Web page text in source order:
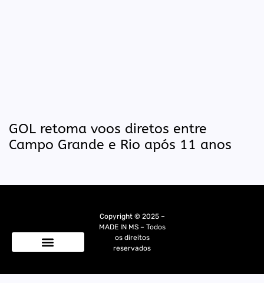
GOL retoma voos diretos entre
Campo Grande e Rio após 11 anos
Copyright © 2025 –
MADE IN MS – Todos
os direitos
reservados